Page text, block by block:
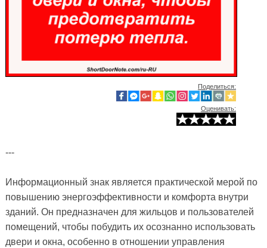
Поделиться:
Оценивать:
---
Информационный знак является практической мерой по
повышению энергоэффективности и комфорта внутри
зданий. Он предназначен для жильцов и пользователей
помещений, чтобы побудить их осознанно использовать
двери и окна, особенно в отношении управления